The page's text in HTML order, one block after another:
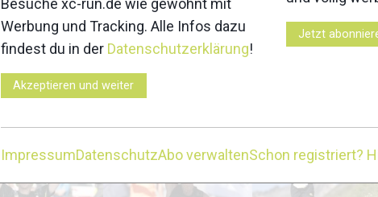
Besuche xc-run.de wie gewohnt mit
Werbung und Tracking. Alle Infos dazu
findest du in der Datenschutzerklärung!
Akzeptieren und weiter
Jetzt
ImpressumDatenschutzAbo verwaltenSchon registriert?